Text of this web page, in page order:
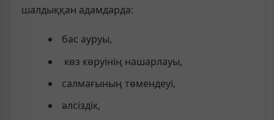
шалдыққан адамдарда:
бас ауруы,
көз көруінің нашарлауы,
салмағының төмендеуі,
әлсіздік,